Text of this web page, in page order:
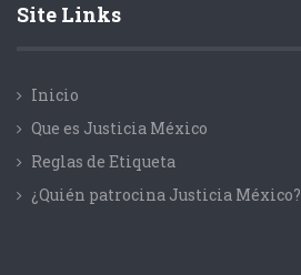
Site Links
Inicio
Que es Justicia México
Reglas de Etiqueta
¿Quién patrocina Justicia México?